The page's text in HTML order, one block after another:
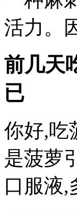
活力。
前几天
已
你好,吃
是菠萝
口服液,